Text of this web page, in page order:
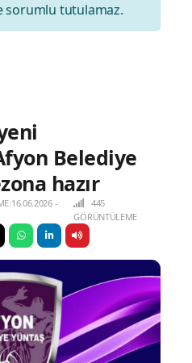
sorumlu tutulamaz.
Belediye
hazır
-
445
GÖRÜNTÜLEME